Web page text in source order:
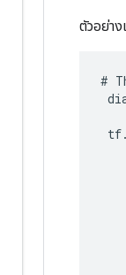
ตัวอย่าง
#
tf.